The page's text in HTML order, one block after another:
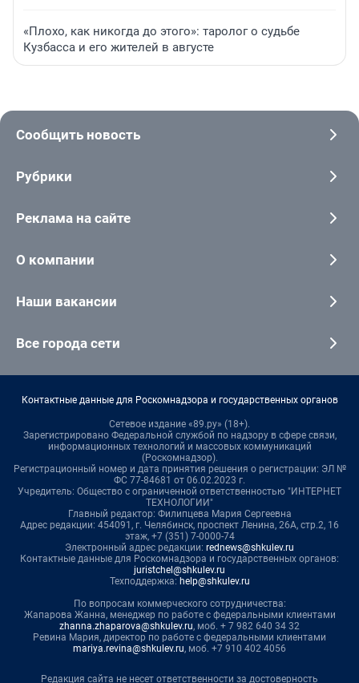
«Плохо, как никогда до этого»: таролог о судьбе
Кузбасса и его жителей в августе
Сообщить новость
Рубрики
Реклама на сайте
О компании
Наши вакансии
Все города сети
Контактные данные для Роскомнадзора и государственных органов
Сетевое издание «89.ру» (18+).
Зарегистрировано Федеральной службой по надзору в сфере связи,
информационных технологий и массовых коммуникаций
(Роскомнадзор).
Регистрационный номер и дата принятия решения о регистрации: ЭЛ №
ФС 77-84681 от 06.02.2023 г.
Учредитель: Общество с ограниченной ответственностью "ИНТЕРНЕТ
ТЕХНОЛОГИИ"
Главный редактор: Филипцева Мария Сергеевна
Адрес редакции: 454091, г. Челябинск, проспект Ленина, 26А, стр.2, 16
этаж, +7 (351) 7-0000-74
Электронный адрес редакции: rednews@shkulev.ru
Контактные данные для Роскомнадзора и государственных органов:
juristchel@shkulev.ru
Техподдержка: help@shkulev.ru
По вопросам коммерческого сотрудничества:
Жапарова Жанна, менеджер по работе с федеральными клиентами
zhanna.zhaparova@shkulev.ru, моб. + 7 982 640 34 32
Ревина Мария, директор по работе с федеральными клиентами
mariya.revina@shkulev.ru, моб. +7 910 402 4056
Редакция сайта не несет ответственности за достоверность